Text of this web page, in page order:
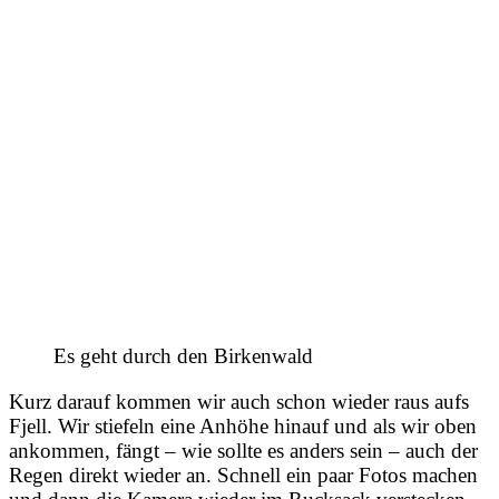
Es geht durch den Birkenwald
Kurz darauf kommen wir auch schon wieder raus aufs
Fjell. Wir stiefeln eine Anhöhe hinauf und als wir oben
ankommen, fängt – wie sollte es anders sein – auch der
Regen direkt wieder an. Schnell ein paar Fotos machen